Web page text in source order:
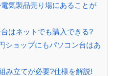
気製品売り場にあることが
はネットでも購入できる?
ショップにもパソコン台はあ
み立てが必要?仕様を解説!